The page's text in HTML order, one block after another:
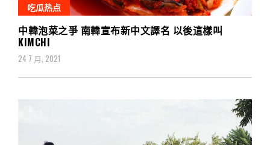
吃瓜热点
中韓泡菜之爭 南韓宣布新中文譯名 以後這樣叫
KIMCHI
24 7 月, 2021